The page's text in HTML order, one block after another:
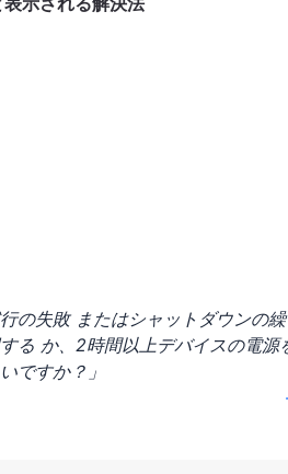
の失敗 またはシャットダウンの
る か、2時間以上デバイスの電源
ですか？」